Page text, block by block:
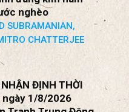
Trọng Việt
lược xuất khẩu của
đang kìm hãm
nghèo
SUBRAMANIAN,
CHATTERJEE